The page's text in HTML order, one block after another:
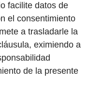
facilite datos de
el consentimiento
a trasladarle la
eximiendo a
de la presente